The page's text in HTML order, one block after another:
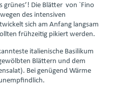
Die Blätter von `Fino
des intensiven
sich am Anfang langsam
frühzeitig pikiert werden.
italienische Basilikum
Blättern und dem
Bei genügend Wärme